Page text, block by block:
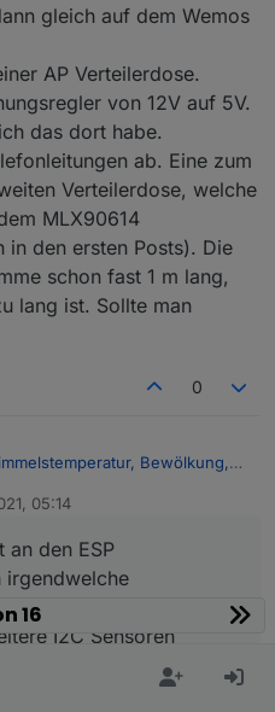
Aufstellort noch optimieren.
genau gegen Himmel
leider verfälscht dann das
auf dem Sensor
Ich werde ihn jetzt
anbringen, damit es
gleich auf dem Wemos
AP Verteilerdose.
von 12V auf 5V.
das dort habe.
ab. Eine zum
Verteilerdose, welche
MLX90614
in den ersten Posts). Die
schon fast 1 m lang,
lang ist. Sollte man
0
Bewölkung,
deine ausführliche
Easy problemlos, der Sensor
drin.
auf "Force Slow I2C
aber leider hat es bei mir
ich werde es noch mal
direkt an den ESP
noch irgendwelche
weitere I2C Sensoren
05:14
an den ESP
irgendwelche
I2C Sensoren
16